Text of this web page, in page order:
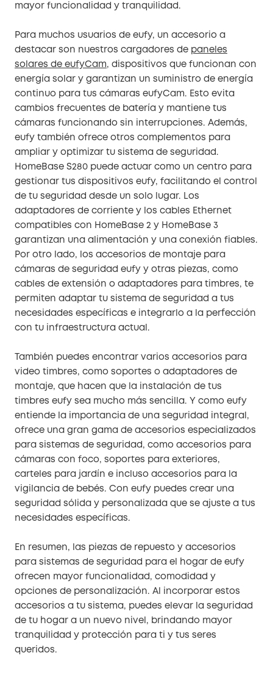
mayor funcionalidad y tranquilidad.
Para muchos usuarios de eufy, un accesorio a
destacar son nuestros cargadores de paneles
solares de eufyCam, dispositivos que funcionan con
energía solar y garantizan un suministro de energía
continuo para tus cámaras eufyCam. Esto evita
cambios frecuentes de batería y mantiene tus
cámaras funcionando sin interrupciones. Además,
eufy también ofrece otros complementos para
ampliar y optimizar tu sistema de seguridad.
HomeBase S280 puede actuar como un centro para
gestionar tus dispositivos eufy, facilitando el control
de tu seguridad desde un solo lugar. Los
adaptadores de corriente y los cables Ethernet
compatibles con HomeBase 2 y HomeBase 3
garantizan una alimentación y una conexión fiables.
Por otro lado, los accesorios de montaje para
cámaras de seguridad eufy y otras piezas, como
cables de extensión o adaptadores para timbres, te
permiten adaptar tu sistema de seguridad a tus
necesidades específicas e integrarlo a la perfección
con tu infraestructura actual.
También puedes encontrar varios accesorios para
video timbres, como soportes o adaptadores de
montaje, que hacen que la instalación de tus
timbres eufy sea mucho más sencilla. Y como eufy
entiende la importancia de una seguridad integral,
ofrece una gran gama de accesorios especializados
para sistemas de seguridad, como accesorios para
cámaras con foco, soportes para exteriores,
carteles para jardín e incluso accesorios para la
vigilancia de bebés. Con eufy puedes crear una
seguridad sólida y personalizada que se ajuste a tus
necesidades específicas.
En resumen, las piezas de repuesto y accesorios
para sistemas de seguridad para el hogar de eufy
ofrecen mayor funcionalidad, comodidad y
opciones de personalización. Al incorporar estos
accesorios a tu sistema, puedes elevar la seguridad
de tu hogar a un nuevo nivel, brindando mayor
tranquilidad y protección para ti y tus seres
queridos.